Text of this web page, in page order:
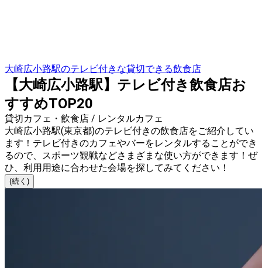
大崎広小路駅のテレビ付きな貸切できる飲食店
【大崎広小路駅】テレビ付き飲食店お
すすめTOP20
貸切カフェ・飲食店 / レンタルカフェ
大崎広小路駅(東京都)のテレビ付きの飲食店をご紹介してい
ます！テレビ付きのカフェやバーをレンタルすることができ
るので、スポーツ観戦などさまざまな使い方ができます！ぜ
ひ、利用用途に合わせた会場を探してみてください！
(続く)